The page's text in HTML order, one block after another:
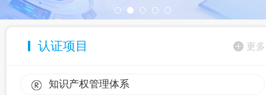
认证项目 更多
知识产权管理体系